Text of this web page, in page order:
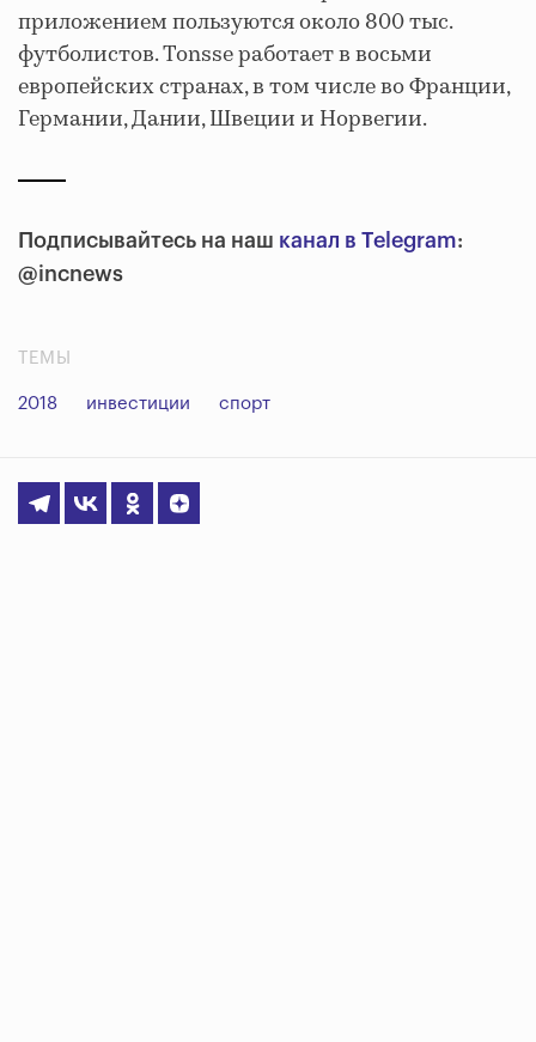
приложением пользуются около 800 тыс.
футболистов. Tonsse работает в восьми
европейских странах, в том числе во Франции,
Германии, Дании, Швеции и Норвегии.
Подписывайтесь на наш канал в Telegram:
@incnews
ТЕМЫ
2018 инвестиции спорт